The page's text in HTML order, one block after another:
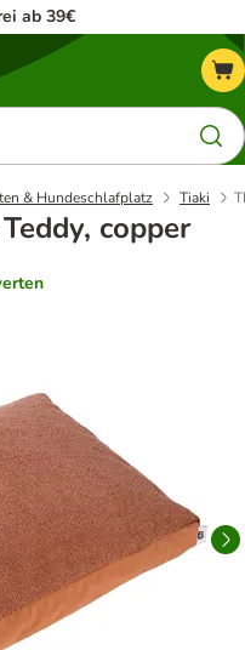
ab 39€
& Hundeschlafplatz Tiaki
copper